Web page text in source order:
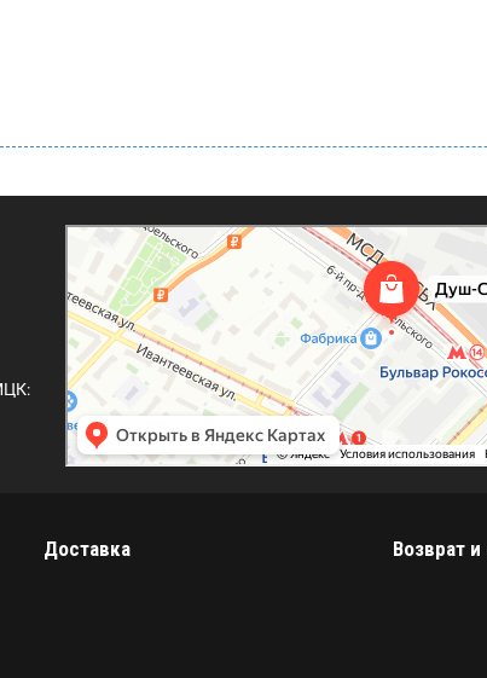
Душ-Сервис
Магазин сантехники в Москве
Пункт выдачи в Москве
Доставка Возврат